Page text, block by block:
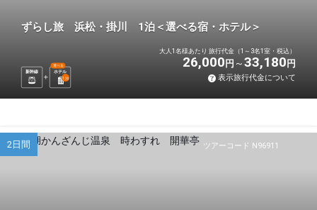
ずらし旅 浜松・掛川 1泊＜選べる宿・ホテル＞
新幹線 ホテル
選べる
1 泊
大人1名様あたり 旅行代金（1～3名1室・税込）
26,000 円 33,180 円
表示旅行代金について
ツアーコード N96911
2日間